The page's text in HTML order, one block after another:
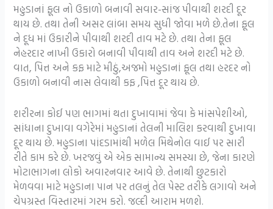
મહુડાનાં ફૂલ નો ઉકાળો બનાવી સવાર-સાંજ પીવાથી શરદી દૂર
થાય છે. તથા તેની અસર લાંબા સમય સુધી જોવા મળે છે.તેના ફૂલ
ને દૂધ માં ઉકારીને પીવાથી શરદી તાવ મટે છે. તથા તેના ફૂલ
નેહરદાર નાખી ઉકારો બનાવી પીવાથી તાવ અને શરદી મટે છે.
વાત, પિત્ત અને કફ માટે મીઠું,અજમો મહુડાનાં ફૂલ તથા હરદર નો
ઉકાળો બનાવી નાસ લેવાથી કફ ,પિત્ત દૂર થાય છે.
શરીરના કોઈ પણ ભાગમાં થતા દુખાવામાં જેવા કે માંસપેશીઓ,
સાંધાના દુખાવા વગેરેમાં મહુડાનાં તેલની માલિશ કરવાથી દુખાવા
દૂર થાય છે. મહુડાના પાંદડામાંથી મળેલ મિથેનોલ વાઈ પર સારી
રીતે કામ કરે છે. ખરજવું એ એક સામાન્ય સમસ્યા છે, જેના કારણે
મોટાભાગના લોકો અવારનવાર આવે છે. તેનાથી છુટકારો
મેળવવા માટે મહુડાના પાન પર તલનું તેલ પેસ્ટ તરીકે લગાવો અને
ચેપગ્રસ્ત વિસ્તારમાં ગરમ ​​કરો. જલ્દી આરામ મળશે.